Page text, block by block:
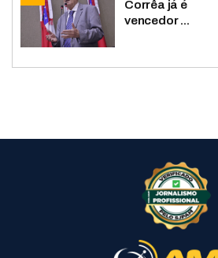
Corrêa já é
vencedor ...